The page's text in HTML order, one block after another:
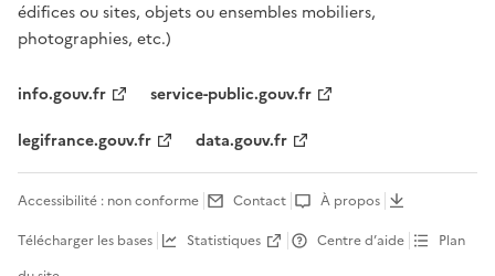
édifices ou sites, objets ou ensembles mobiliers,
photographies, etc.)
info.gouv.fr
service-public.gouv.fr
legifrance.gouv.fr
data.gouv.fr
Accessibilité : non conforme Contact
À propos
Télécharger les bases
Statistiques Centre d’aide
Plan